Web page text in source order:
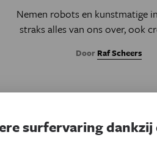
Nemen robots en kunstmatige
straks alles van ons over, ook
Door Raf Scheers
surfervaring dankzij